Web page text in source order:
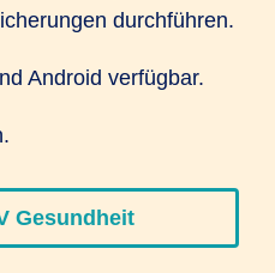
durch­führen.
Android verfügbar.
Gesundheit